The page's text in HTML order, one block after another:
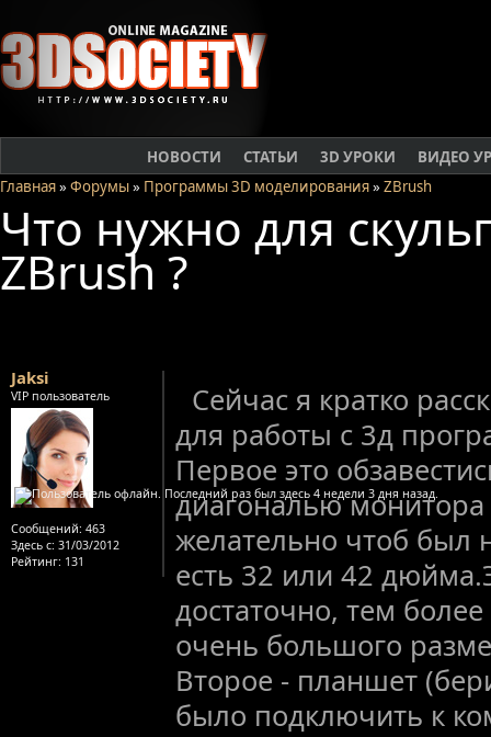
НОВОСТИ СТАТЬИ 3D УРОКИ
ВИДЕО
Главная» Форумы» Программы 3D моделирования» ZBrush
Что нужно для
ZBrush ?
Jaksi
VIP пользователь
Сообщений: 463
Здесь с: 31/03/2012
Рейтинг: 131
Сейчас я кратко
для работы с 3д
Первое это
диагональю монитора
желательно чтоб был
есть 32 или 42
достаточно, тем
очень большого
Второе - планшет
было подключить к